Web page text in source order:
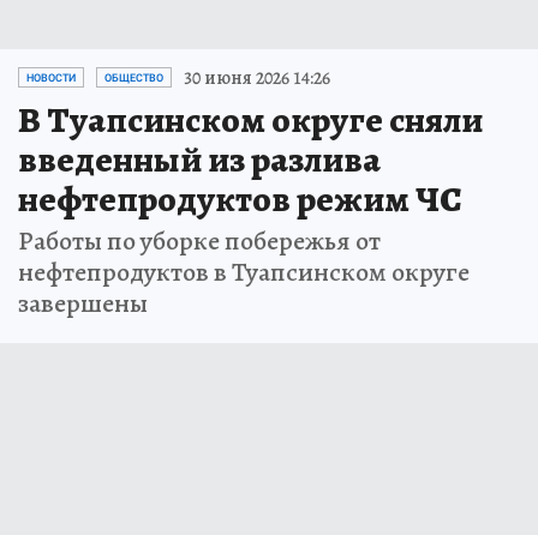
НОВОСТИ ОБЩЕСТВО 30 июня 2026 14:26
В Туапсинском округе сняли
введенный из разлива
нефтепродуктов режим ЧС
Работы по уборке побережья от
нефтепродуктов в Туапсинском округе
завершены